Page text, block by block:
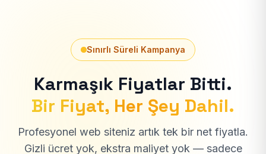
Sınırlı Süreli Kampanya
Karmaşık Fiyatlar Bitti.
Bir Fiyat, Her Şey Dahil.
Profesyonel web siteniz artık tek bir net fiyatla.
Gizli ücret yok, ekstra maliyet yok — sadece